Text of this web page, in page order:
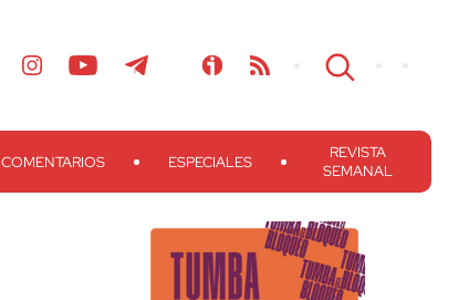
COMENTARIOS ESPECIALES
REVISTA
SEMANAL